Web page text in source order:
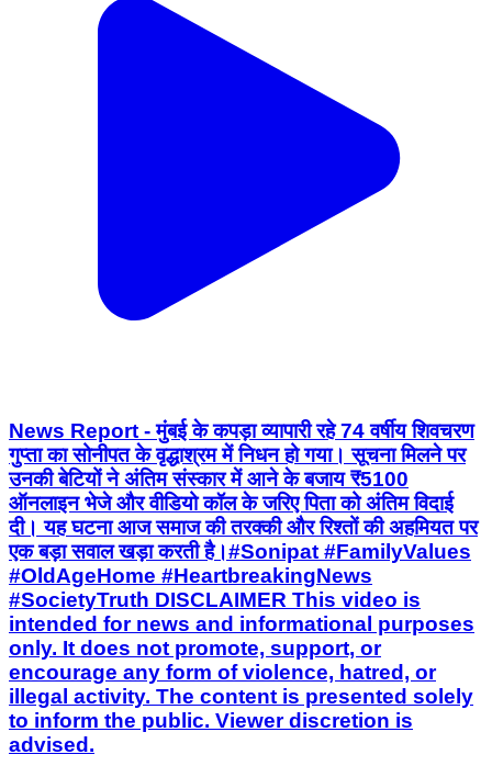
News Report - ​मुंबई के कपड़ा व्यापारी रहे 74 वर्षीय शिवचरण
गुप्ता का सोनीपत के वृद्धाश्रम में निधन हो गया। सूचना मिलने पर
उनकी बेटियों ने अंतिम संस्कार में आने के बजाय ₹5100
ऑनलाइन भेजे और वीडियो कॉल के जरिए पिता को अंतिम विदाई
दी। यह घटना आज समाज की तरक्की और रिश्तों की अहमियत पर
एक बड़ा सवाल खड़ा करती है। ​#Sonipat #FamilyValues
#OldAgeHome #HeartbreakingNews
#SocietyTruth DISCLAIMER This video is
intended for news and informational purposes
only. It does not promote, support, or
encourage any form of violence, hatred, or
illegal activity. The content is presented solely
to inform the public. Viewer discretion is
advised.